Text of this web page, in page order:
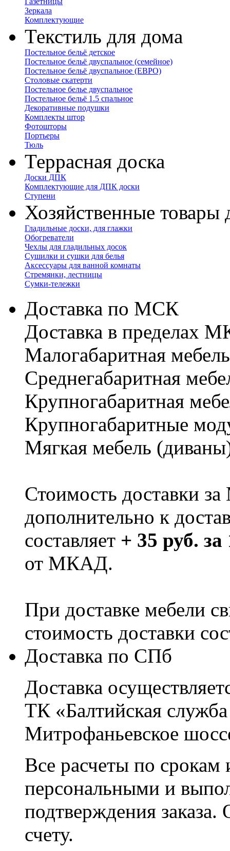
Зеркала
Комплектующие
Текстиль для дома
Постельное бельё детское
Постельное бельё двуспальное (семейное)
Постельное бельё двуспальное (ЕВРО)
Столовые скатерти
Постельное белье двуспальное
Постельное бельё 1.5 спальное
Декоративные подушки
Комплекты штор
Фотошторы
Портьеры
Тюль
Террасная доска
Доски ДПК
Комплектующие для ДПК доски
Ступени
Хозяйственные товары
Гладильные доски, для глажки
Обогреватели
Чехлы для гладильных досок
Сушилки и сушки для белья
Аксессуары для ванной комнаты
Стремянки, лестницы
Сумки-тележки
Доставка по МСК
Доставка в пределах
Малогабаритная
Cреднегабаритная
Крупногабаритная
Крупногабаритные
Мягкая мебель
Стоимость доставки
дополнительно к
составляет + 35 руб.
от МКАД.
При доставке мебели
стоимость доставки
Доставка по СПб
Доставка
ТК «Балтийская
Митрофаньевское
Все расчеты по срокам
персональными и
подтверждения заказа.
счету.